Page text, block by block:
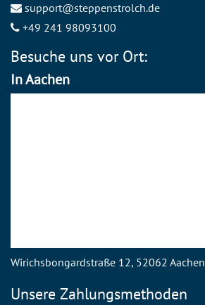
Besuche uns vor Ort:
In Aachen
Wirichsbongardstraße 12, 52062 Aachen
support@steppenstrolch.de
+49 241 98093100
Unsere Zahlungsmethoden